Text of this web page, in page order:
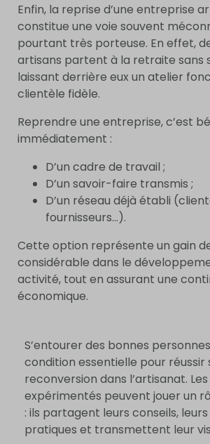
Enfin, la reprise d’une entreprise
constitue une voie souvent
pourtant très porteuse. En effet,
artisans partent à la retraite sans
laissant derrière eux un atelier
clientèle fidèle.
Reprendre une entreprise, c’est
immédiatement :
D’un cadre de travail ;
D’un savoir-faire transmis ;
D’un réseau déjà établi
fournisseurs…).
Cette option représente un gain
considérable dans le
activité, tout en assurant une
économique.
S’entourer des bonnes
condition essentielle pour réussir
reconversion dans l’artisanat.
expérimentés peuvent jouer un
: ils partagent leurs conseils,
pratiques et transmettent leur